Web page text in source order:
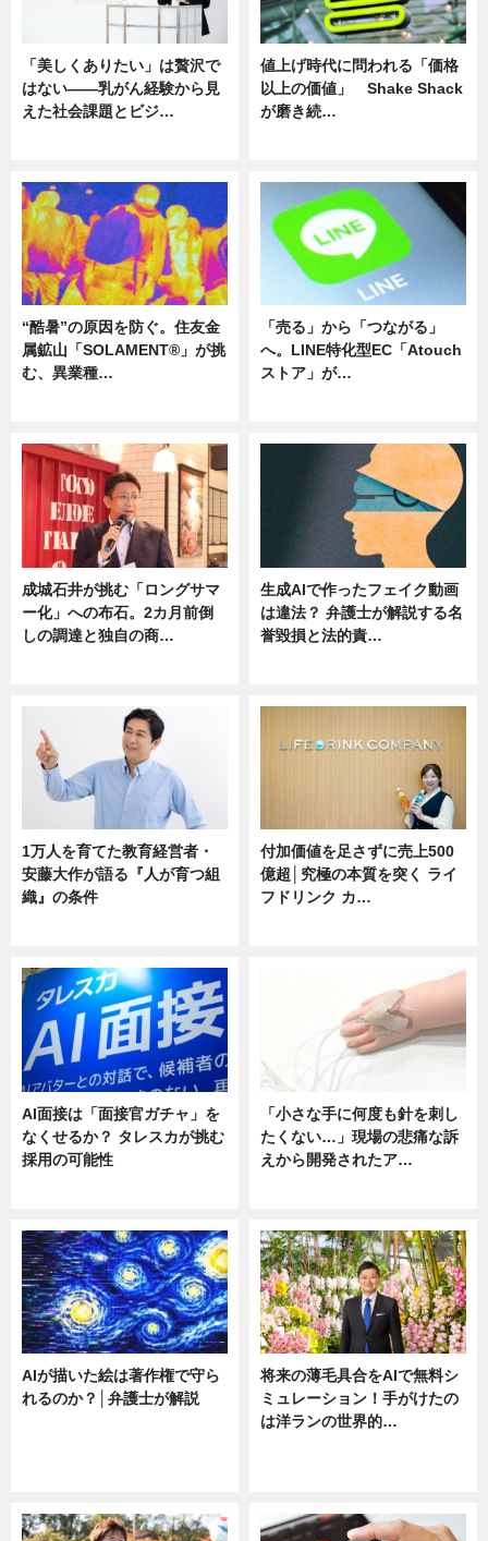
「美しくありたい」は贅沢で
はない――乳がん経験から見
えた社会課題とビジ…
値上げ時代に問われる「価格
以上の価値」 Shake Shack
が磨き続…
“酷暑”の原因を防ぐ。住友金
属鉱山「SOLAMENT®」が挑
む、異業種…
「売る」から「つながる」
へ。LINE特化型EC「Atouch
ストア」が…
成城石井が挑む「ロングサマ
ー化」への布石。2カ月前倒
しの調達と独自の商…
生成AIで作ったフェイク動画
は違法？ 弁護士が解説する名
誉毀損と法的責…
1万人を育てた教育経営者・
安藤大作が語る『人が育つ組
織』の条件
付加価値を足さずに売上500
億超│究極の本質を突く ライ
フドリンク カ…
AI面接は「面接官ガチャ」を
なくせるか？ タレスカが挑む
採用の可能性
「小さな手に何度も針を刺し
たくない…」現場の悲痛な訴
えから開発されたア…
AIが描いた絵は著作権で守ら
れるのか？│弁護士が解説
将来の薄毛具合をAIで無料シ
ミュレーション！手がけたの
は洋ランの世界的…